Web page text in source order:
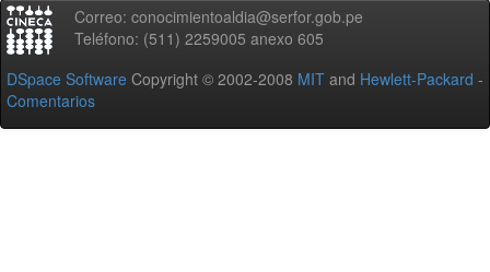
Correo: conocimientoaldia@serfor.gob.pe
Teléfono: (511) 2259005 anexo 605
DSpace Software Copyright © 2002-2008 MIT and Hewlett-Packard -
Comentarios